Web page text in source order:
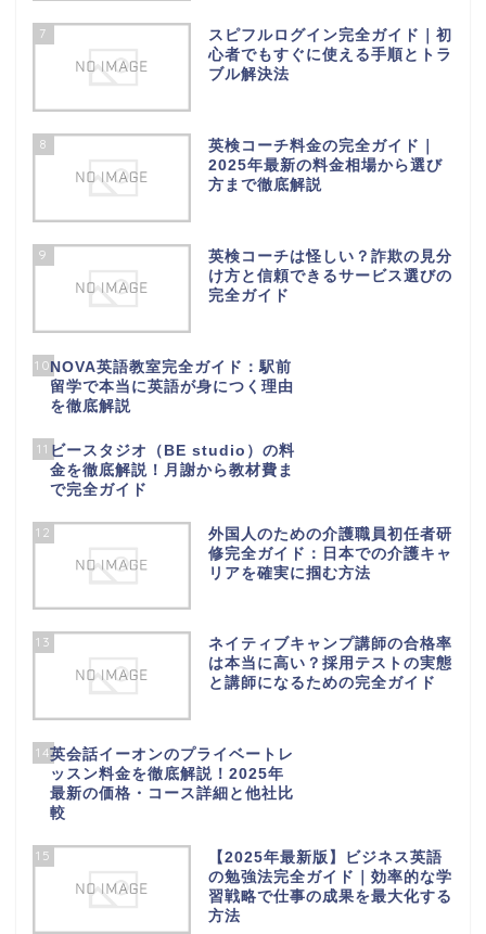
7
スピフルログイン完全ガイド｜初
心者でもすぐに使える手順とトラ
ブル解決法
8
英検コーチ料金の完全ガイド｜
2025年最新の料金相場から選び
方まで徹底解説
9
英検コーチは怪しい？詐欺の見分
け方と信頼できるサービス選びの
完全ガイド
10NOVA英語教室完全ガイド：駅前
留学で本当に英語が身につく理由
を徹底解説
11 ビースタジオ（BE studio）の料
金を徹底解説！月謝から教材費ま
で完全ガイド
12
外国人のための介護職員初任者研
修完全ガイド：日本での介護キャ
リアを確実に掴む方法
13
ネイティブキャンプ講師の合格率
は本当に高い？採用テストの実態
と講師になるための完全ガイド
14英会話イーオンのプライベートレ
ッスン料金を徹底解説！2025年
最新の価格・コース詳細と他社比
較
15
【2025年最新版】ビジネス英語
の勉強法完全ガイド｜効率的な学
習戦略で仕事の成果を最大化する
方法